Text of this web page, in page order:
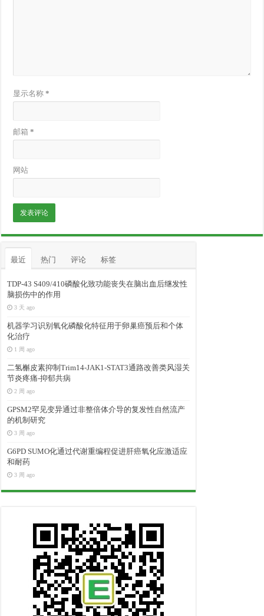
显示名称*
邮箱*
网站
最近 热门 评论 标签
TDP-43 S409/410磷酸化致功能丧失在脑出血后继发性
脑损伤中的作用
3 天 ago
机器学习识别氧化磷酸化特征用于卵巢癌预后和个体
化治疗
1 周 ago
二氢槲皮素抑制Trim14-JAK1-STAT3通路改善类风湿关
节炎疼痛-抑郁共病
2 周 ago
GPSM2罕见变异通过非整倍体介导的复发性自然流产
的机制研究
3 周 ago
G6PD SUMO化通过代谢重编程促进肝癌氧化应激适应
和耐药
3 周 ago